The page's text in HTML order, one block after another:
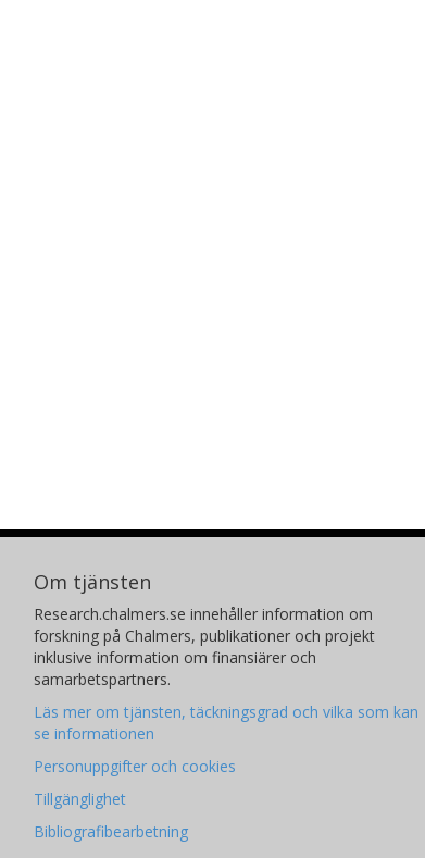
Om tjänsten
Research.chalmers.se innehåller information om
forskning på Chalmers, publikationer och projekt
inklusive information om finansiärer och
samarbetspartners.
Läs mer om tjänsten, täckningsgrad och vilka som kan
se informationen
Personuppgifter och cookies
Tillgänglighet
Bibliografibearbetning